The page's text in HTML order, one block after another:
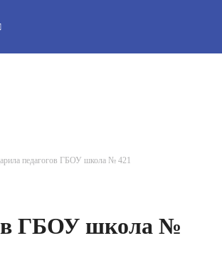
педагогов ГБОУ школа № 421
ГБОУ школа №